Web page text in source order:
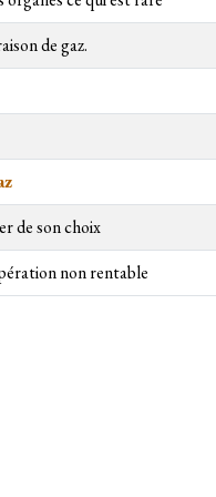
de gaz.
de son choix
non rentable